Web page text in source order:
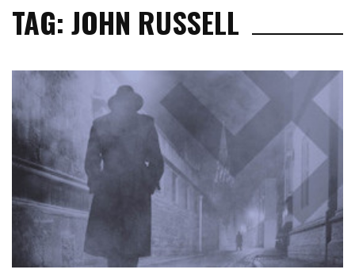
TAG: JOHN RUSSELL